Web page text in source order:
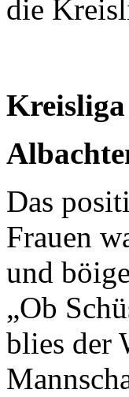
die
Das
Frauen
und
„Ob
blies der